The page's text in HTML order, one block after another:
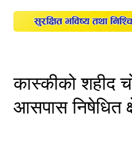
इन्स्योरेन्स
पूँजीबजार
अटो
कास्कीको शहीद
आसपास निषेधित